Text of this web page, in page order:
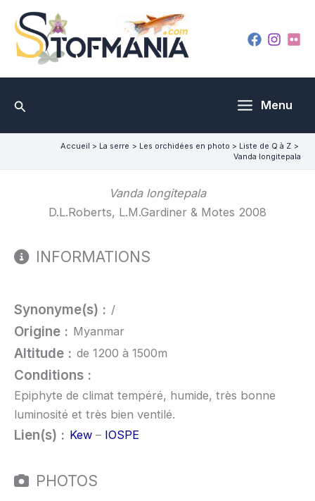
contenu
Rechercher Menu
Accueil La serre Les orchidées en photo
Liste de Q à Z
Vanda longitepala
Vanda longitepala
D.L.Roberts, L.M.Gardiner & Motes 2008
INFORMATIONS
Synonyme(s) : /
Origine : Myanmar
Altitude : de 1200 à 1500m
Conditions :
Epiphyte de climat tempéré, humide, très bonne
luminosité et très bien ventilé.
Lien(s) : Kew – IOSPE
PHOTOS